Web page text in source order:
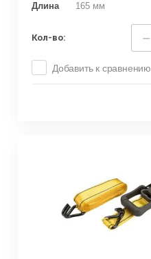
Длина 165 мм
Кол-во: −
Добавить к сравнению